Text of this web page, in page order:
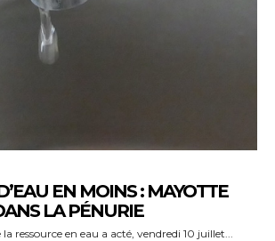
EN MOINS : MAYOTTE
LA PÉNURIE
ressource en eau a acté, vendredi 10 juillet...